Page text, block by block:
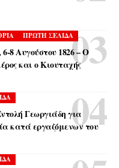
ΠΡΩΤΗ ΣΕΛΙΔΑ
8 Αυγούστου 1826 – Ο
και ο Κιουταχής
Γεωργιάδη για
κατά εργαζόμενων του